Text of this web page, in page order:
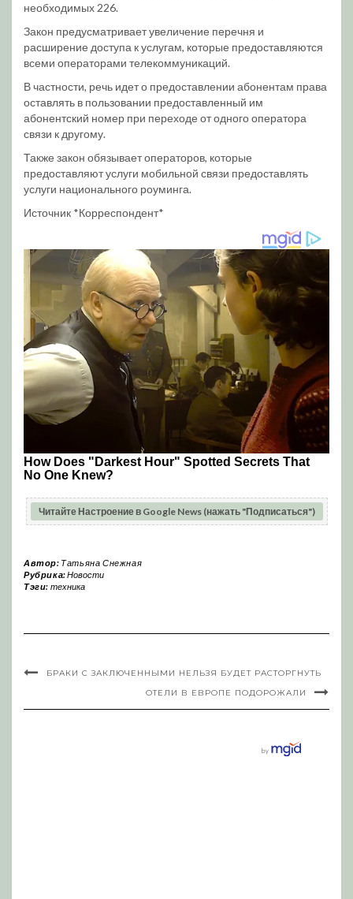
необходимых 226.
Закон предусматривает увеличение перечня и
расширение доступа к услугам, которые предоставляются
всеми операторами телекоммуникаций.
В частности, речь идет о предоставлении абонентам права
оставлять в пользовании предоставленный им
абонентский номер при переходе от одного оператора
связи к другому.
Также закон обязывает операторов, которые
предоставляют услуги мобильной связи предоставлять
услуги национального роуминга.
Источник *Корреспондент*
Читайте Настроение в Google News (нажать "Подписаться")
Автор: Татьяна Снежная
Рубрика:Новости
Тэги: техника
БРАКИ С ЗАКЛЮЧЕННЫМИ НЕЛЬЗЯ БУДЕТ РАСТОРГНУТЬ
ОТЕЛИ В ЕВРОПЕ ПОДОРОЖАЛИ